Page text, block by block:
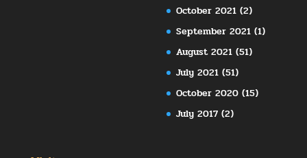
October 2021 (2)
September 2021 (1)
August 2021 (51)
July 2021 (51)
October 2020 (15)
July 2017 (2)